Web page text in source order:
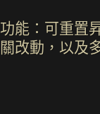
能：可重置
改動，以及